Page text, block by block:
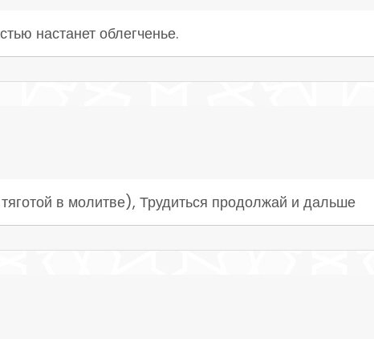
настанет облегченье.
в молитве), Трудиться продолжай и дальше